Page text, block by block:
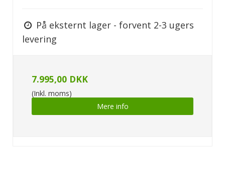
På eksternt lager - forvent 2-3 ugers
levering
7.995,00 DKK
(Inkl. moms)
Mere info